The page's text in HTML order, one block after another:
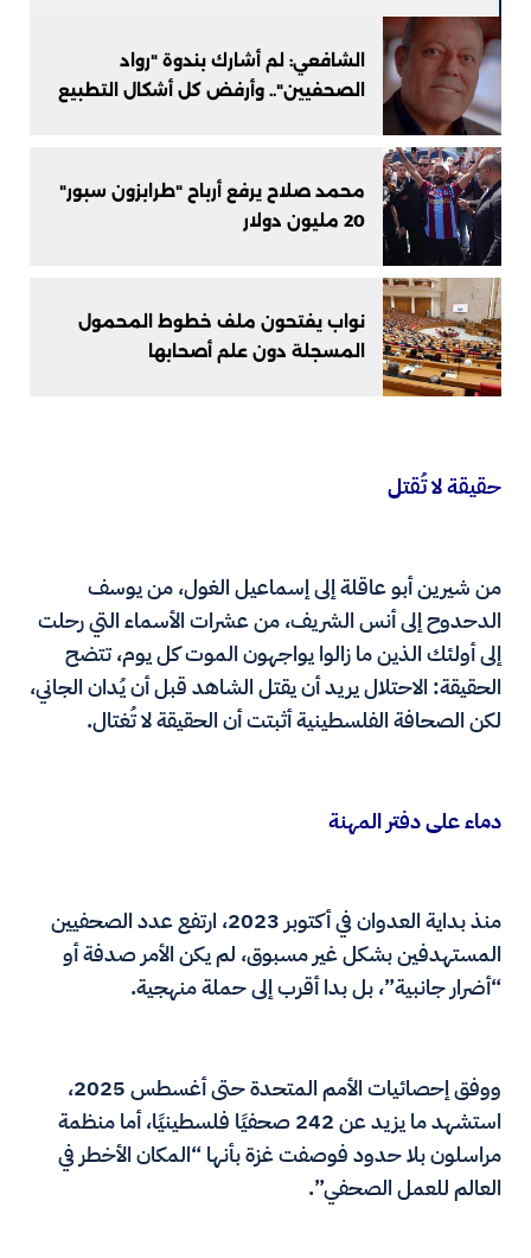
الشافعي: لم أشارك بندوة "رواد
الصحفيين".. وأرفض كل أشكال التطبيع
محمد صلاح يرفع أرباح "طرابزون سبور"
20 مليون دولار
نواب يفتحون ملف خطوط المحمول
المسجلة دون علم أصحابها
حقيقة لا تُقتل
من شيرين أبو عاقلة إلى إسماعيل الغول، من يوسف
الدحدوح إلى أنس الشريف، من عشرات الأسماء التي رحلت
إلى أولئك الذين ما زالوا يواجهون الموت كل يوم، تتضح
الحقيقة: الاحتلال يريد أن يقتل الشاهد قبل أن يُدان الجاني،
لكن الصحافة الفلسطينية أثبتت أن الحقيقة لا تُغتال.
دماء على دفتر المهنة
منذ بداية العدوان في أكتوبر 2023، ارتفع عدد الصحفيين
المستهدفين بشكل غير مسبوق، لم يكن الأمر صدفة أو
“أضرار جانبية”، بل بدا أقرب إلى حملة منهجية.
ووفق إحصائيات الأمم المتحدة حتى أغسطس 2025،
استشهد ما يزيد عن 242 صحفيًا فلسطينيًا، أما منظمة
مراسلون بلا حدود فوصفت غزة بأنها “المكان الأخطر في
العالم للعمل الصحفي”.